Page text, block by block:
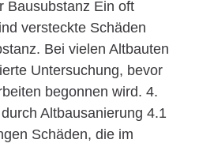
Bausubstanz Ein oft
versteckte Schäden
Bei vielen Altbauten
Untersuchung, bevor
begonnen wird. 4.
Altbausanierung 4.1
Schäden, die im